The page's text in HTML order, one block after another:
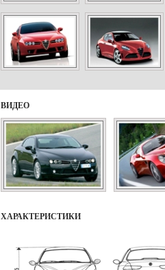
ВИДЕО
ХАРАКТЕРИСТИКИ